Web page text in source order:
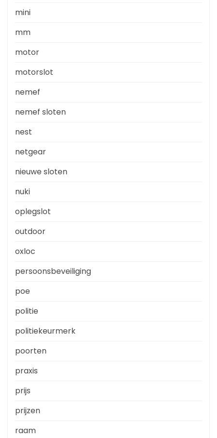
mini
mm
motor
motorslot
nemef
nemef sloten
nest
netgear
nieuwe sloten
nuki
oplegslot
outdoor
oxloc
persoonsbeveiliging
poe
politie
politiekeurmerk
poorten
praxis
prijs
prijzen
raam